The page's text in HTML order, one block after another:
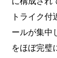
トライク
ールが集中
をほぼ完璧